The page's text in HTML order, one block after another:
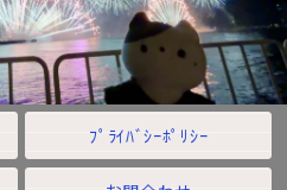
ﾌﾟﾗｲﾊﾞｼｰﾎﾟﾘｼｰ